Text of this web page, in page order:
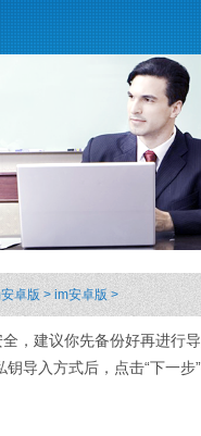
卓版>im安卓版 >
，建议你先备份好再进行
导入方式后，点击“下一步”